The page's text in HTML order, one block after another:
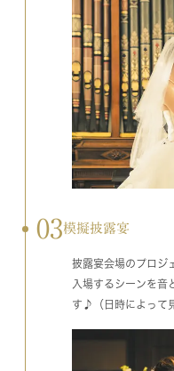
03模擬披露宴
披露宴会場のプロジ
入場するシーンを音
す♪（日時によって